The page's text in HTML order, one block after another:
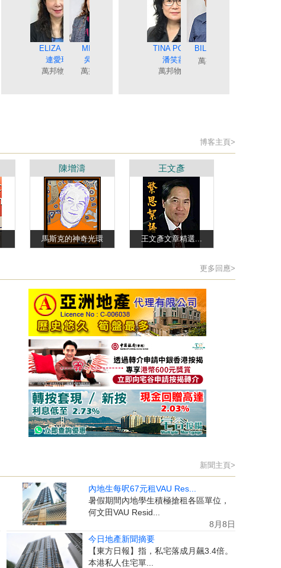
JIMMY YU
余志雄
萬邦物業
CRYSTAL CHOY
蔡秀晶
萬邦物業
ELIZA LIN
連愛玲
萬邦物業
MEI NG
吳美美
萬邦物業
RICAR CHEUNG
張明成
萬邦物業
CANDY CHAN
陳詩佩
萬邦物業
TINA POON
潘笑霞
萬邦物業
BILLY LAU
萬邦物業
博客主頁>
陳增濤
馬斯克的神奇光環
王文彥
王文彥文章精選...
更多回應>
新聞主頁>
內地生每呎67元租VAU Res...
暑假期間內地學生積極搶租各區單位，
何文田VAU Resid...
8月8日
今日地產新聞摘要
【東方日報】指，私宅落成月飆3.4倍。
本港私人住宅單...